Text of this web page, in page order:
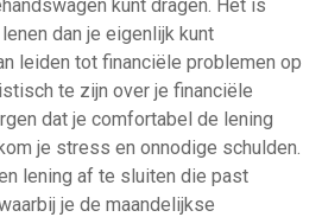
kunt dragen. Het is
dan je eigenlijk kunt
leiden tot financiële problemen op
te zijn over je financiële
dat je comfortabel de lening
je stress en onnodige schulden.
lening af te sluiten die past
je de maandelijkse